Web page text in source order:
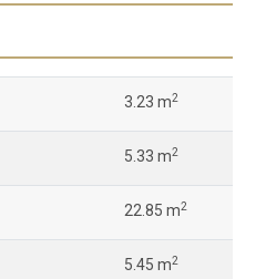
3.23 m2
5.33 m2
22.85 m2
5.45 m2